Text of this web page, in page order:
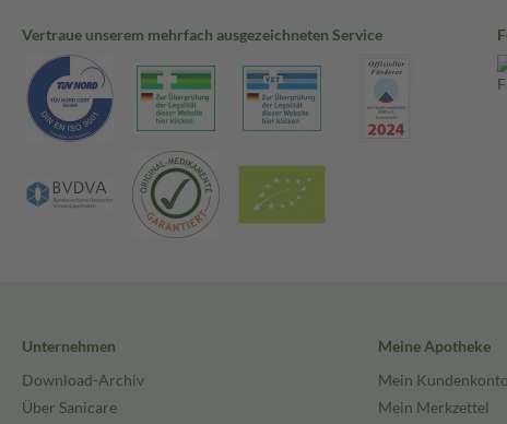
Vertraue unserem mehrfach ausgezeichneten Service
Unternehmen
Download-Archiv
Über Sanicare
Meine Apotheke
Mein Kundenkonto
Mein Merkzettel